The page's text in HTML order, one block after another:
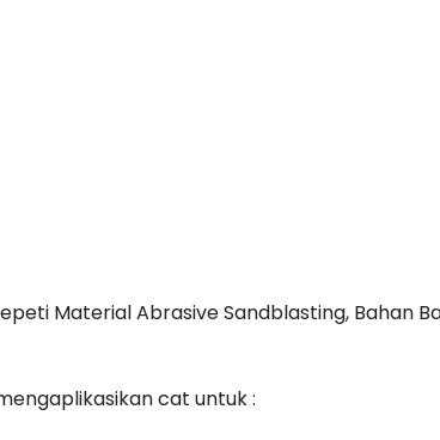
Material Abrasive Sandblasting, Bahan
cat untuk :